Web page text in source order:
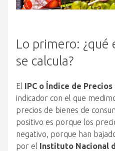
Lo primero: ¿qué
se calcula?
El IPC o Índice de Precios
indicador con el que
precios de bienes de
positivo es porque los
negativo, porque han
por el Instituto Nacional